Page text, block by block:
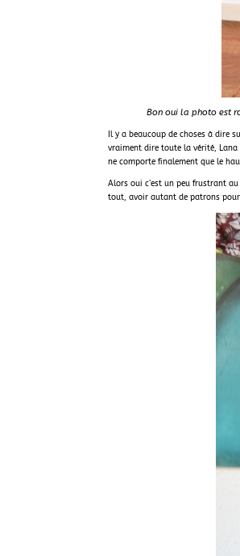
Bon oui la photo est
Il y a beaucoup de choses à dire
vraiment dire toute la vérité, Lana
ne comporte finalement que le
Alors oui c’est un peu frustrant
tout, avoir autant de patrons